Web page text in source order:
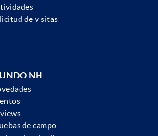
de visitas
NH
de campo